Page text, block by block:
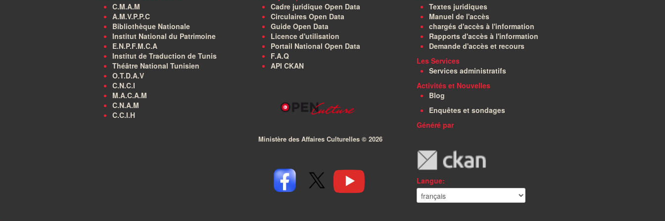
C.M.A.M
A.M.V.P.P.C
Bibliothèque Nationale
Institut National du Patrimoine
E.N.P.F.M.C.A
Institut de Traduction de Tunis
Théâtre National Tunisien
O.T.D.A.V
C.N.C.I
M.A.C.A.M
C.N.A.M
C.C.I.H
Cadre juridique Open Data
Circulaires Open Data
Guide Open Data
Licence d'utilisation
Portail National Open Data
F.A.Q
API CKAN
Ministère des Affaires Culturelles © 2026
Textes juridiques
Manuel de l'accès
chargés d'accès à l'information
Rapports d'accès à l'information
Demande d'accès et recours
Les Services
Services administratifs
Activités et Nouvelles
Blog
Enquêtes et sondages
Généré par
Langue